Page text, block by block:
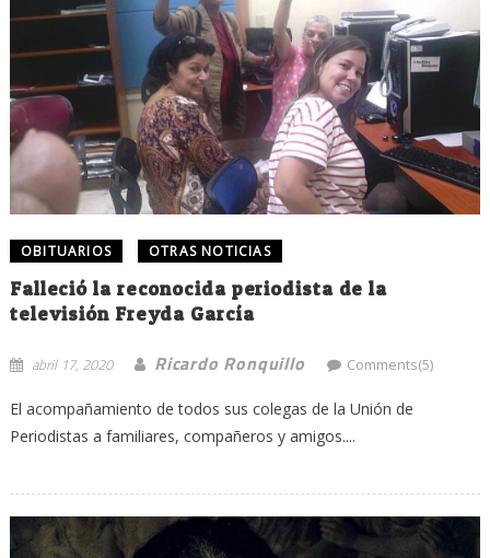
OBITUARIOS OTRAS NOTICIAS
Falleció la reconocida periodista de la
televisión Freyda García
abril 17, 2020 Ricardo Ronquillo Comments(5)
El acompañamiento de todos sus colegas de la Unión de
Periodistas a familiares, compañeros y amigos....